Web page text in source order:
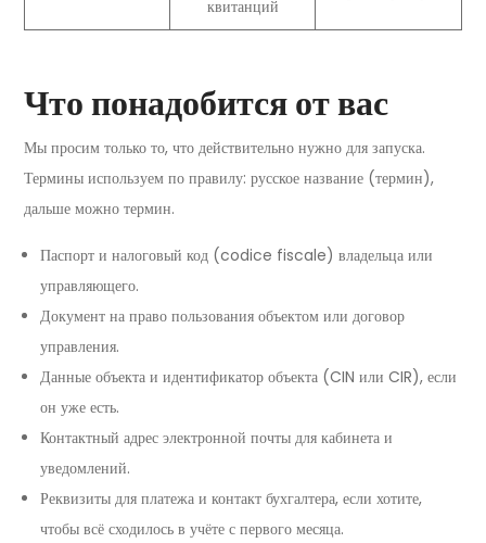
квитанций
Что понадобится от вас
Мы просим только то, что действительно нужно для запуска.
Термины используем по правилу: русское название (термин),
дальше можно термин.
Паспорт и налоговый код (codice fiscale) владельца или
управляющего.
Документ на право пользования объектом или договор
управления.
Данные объекта и идентификатор объекта (CIN или CIR), если
он уже есть.
Контактный адрес электронной почты для кабинета и
уведомлений.
Реквизиты для платежа и контакт бухгалтера, если хотите,
чтобы всё сходилось в учёте с первого месяца.